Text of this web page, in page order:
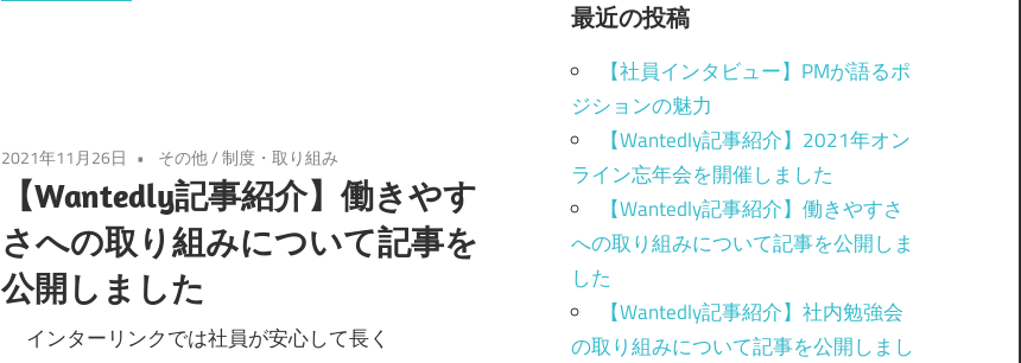
2021年11月26日 その他/制度・取り組み
【Wantedly記事紹介】働きやす
さへの取り組みについて記事を
公開しました
インターリンクでは社員が安心して長く
最近の投稿
【社員インタビュー】PMが語るポ
ジションの魅力
【Wantedly記事紹介】2021年オン
ライン忘年会を開催しました
【Wantedly記事紹介】働きやすさ
への取り組みについて記事を公開しま
した
【Wantedly記事紹介】社内勉強会
の取り組みについて記事を公開しまし